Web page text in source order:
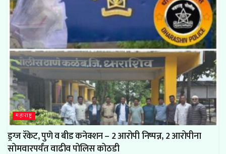
महाराष्ट्र
ड्रग्ज रॅकेट, पुणे व बीड कनेक्शन – 2 आरोपी निष्पन्न, 2 आरोपीना
सोमवारपर्यंत वाढीव पोलिस कोठडी